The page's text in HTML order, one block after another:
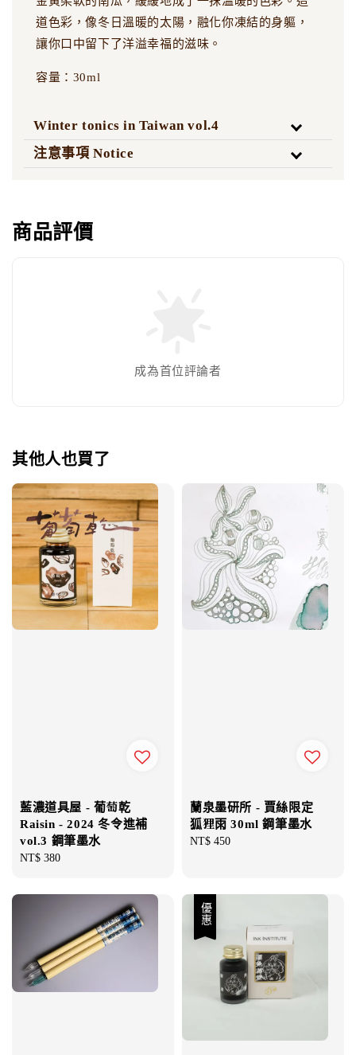
道色彩，像冬日溫暖的太陽，融化你凍結的身軀，
讓你口中留下了洋溢幸福的滋味。
容量：30ml
Winter tonics in Taiwan vol.4
注意事項 Notice
商品評價
成為首位評論者
其他人也買了
藍濃道具屋 - 葡萄乾
Raisin - 2024 冬令進補
vol.3 鋼筆墨水
Regular
NT$ 380
蘭泉墨研所 - 賈絲限定
狐狸雨 30ml 鋼筆墨水
Regular
NT$ 450
優惠